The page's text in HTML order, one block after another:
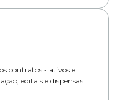
contratos - ativos e
editais e dispensas